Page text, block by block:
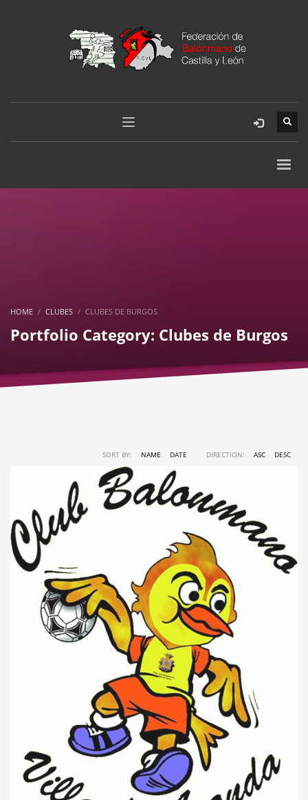
HOME CLUBES CLUBES DE BURGOS
Portfolio Category: Clubes de Burgos
SORT BY: NAME DATE DIRECTION: ASC DESC